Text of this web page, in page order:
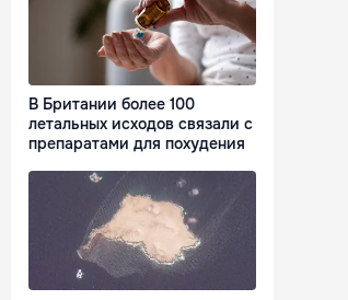
В Британии более 100
летальных исходов связали с
препаратами для похудения